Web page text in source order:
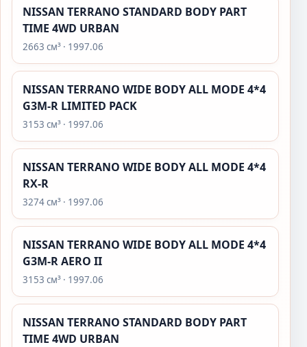
NISSAN TERRANO STANDARD BODY PART
TIME 4WD URBAN
2663 см³ · 1997.06
NISSAN TERRANO WIDE BODY ALL MODE 4*4
G3M-R LIMITED PACK
3153 см³ · 1997.06
NISSAN TERRANO WIDE BODY ALL MODE 4*4
RX-R
3274 см³ · 1997.06
NISSAN TERRANO WIDE BODY ALL MODE 4*4
G3M-R AERO II
3153 см³ · 1997.06
NISSAN TERRANO STANDARD BODY PART
TIME 4WD URBAN